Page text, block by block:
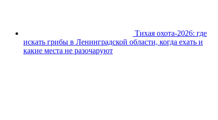
Тихая охота-2026: где
искать грибы в Ленинградской области, когда ехать и
какие места не разочаруют